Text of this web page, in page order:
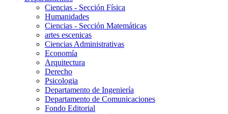
Ciencias - Sección Física
Humanidades
Ciencias - Sección Matemáticas
artes escenicas
Ciencias Administrativas
Economía
Arquitectura
Derecho
Psicologia
Departamento de Ingeniería
Departamento de Comunicaciones
Fondo Editorial